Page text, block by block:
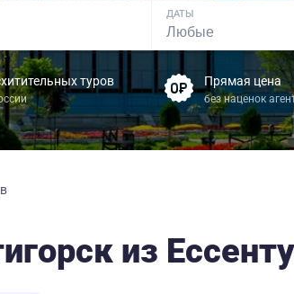
ДАТЫ
туров Прямая цена
без наценок
из